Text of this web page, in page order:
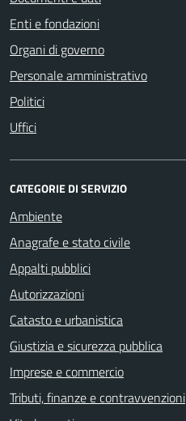
Enti e fondazioni
Organi di governo
Personale amministrativo
Politici
Uffici
CATEGORIE DI SERVIZIO
Ambiente
Anagrafe e stato civile
Appalti pubblici
Autorizzazioni
Catasto e urbanistica
Giustizia e sicurezza pubblica
Imprese e commercio
Tributi, finanze e contravvenzioni